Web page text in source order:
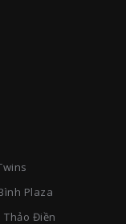
Plaza
Thảo Điền